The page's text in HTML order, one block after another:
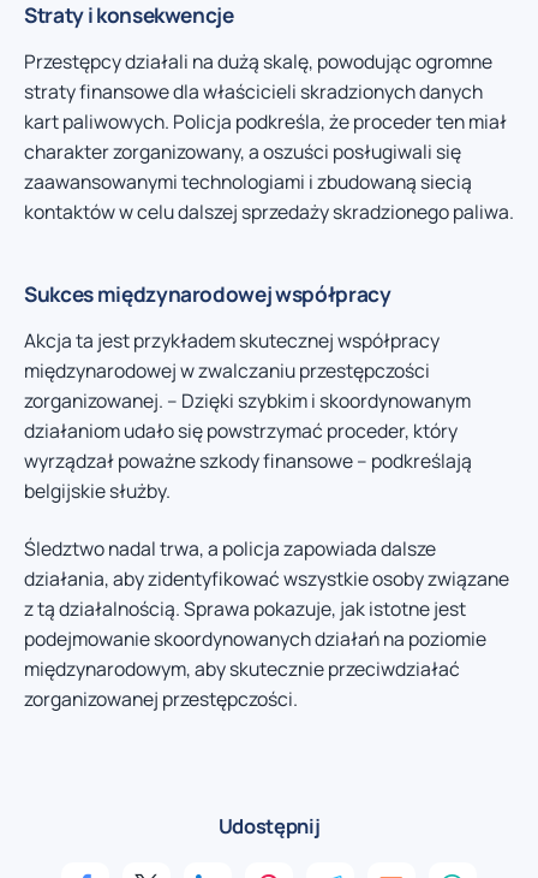
Straty i konsekwencje
Przestępcy działali na dużą skalę, powodując ogromne
straty finansowe dla właścicieli skradzionych danych
kart paliwowych. Policja podkreśla, że proceder ten miał
charakter zorganizowany, a oszuści posługiwali się
zaawansowanymi technologiami i zbudowaną siecią
kontaktów w celu dalszej sprzedaży skradzionego paliwa.
Sukces międzynarodowej współpracy
Akcja ta jest przykładem skutecznej współpracy
międzynarodowej w zwalczaniu przestępczości
zorganizowanej. – Dzięki szybkim i skoordynowanym
działaniom udało się powstrzymać proceder, który
wyrządzał poważne szkody finansowe – podkreślają
belgijskie służby.
Śledztwo nadal trwa, a policja zapowiada dalsze
działania, aby zidentyfikować wszystkie osoby związane
z tą działalnością. Sprawa pokazuje, jak istotne jest
podejmowanie skoordynowanych działań na poziomie
międzynarodowym, aby skutecznie przeciwdziałać
zorganizowanej przestępczości.
Udostępnij